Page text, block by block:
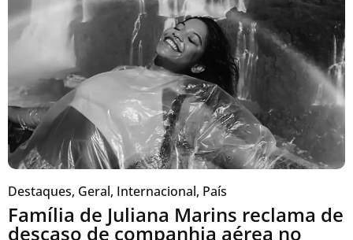
Destaques, Geral, Internacional, País
Família de Juliana Marins reclama de
descaso de companhia aérea no